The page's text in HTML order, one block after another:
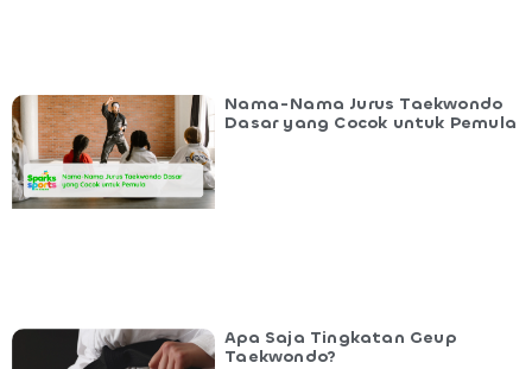
Nama-Nama Jurus Taekwondo
Dasar yang Cocok untuk Pemula
Apa Saja Tingkatan Geup
Taekwondo?